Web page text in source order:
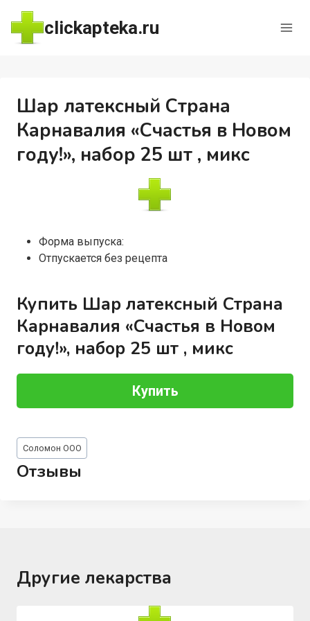
Перейти
содержимому
clickapteka.ru
Шар латексный Страна
Карнавалия «Счастья в Новом
году!», набор 25 шт , микс
Форма выпуска:
Отпускается без рецепта
Купить Шар латексный Страна
Карнавалия «Счастья в Новом
году!», набор 25 шт , микс
Купить
Метки
записи:
Соломон ООО
Отзывы
Другие лекарства